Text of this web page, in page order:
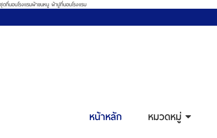
ชุดที่นอนโรงแรมผ้าขนหนู ผ้าปูที่นอนโรงแรม
หน้าหลัก หมวดหมู่